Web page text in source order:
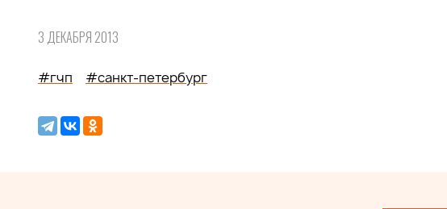
3 ДЕКАБРЯ 2013
#гчп #санкт-петербург